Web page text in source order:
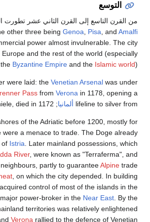
التوسع
من القرن التاسع إلى القرن الثاني عشر تطورت
other three being Genoa Pisa , and Amalfi
power almost invulnerable. The city
and the rest of the world (especially
the Byzantine Empire and the Islamic world).
were laid: the Venetian Arsenal was under
Pass from Verona in 1178, opening a
lifeline to silver from ألمانيا; the last autocratic doge, Vitale Michiele, died in 1172.
of the Adriatic before 1200, mostly for
were a menace to trade. The Doge already
of Istria . Later mainland possessions, which
River, were known as "Terraferma", and
partly to guaranteeAlpine trade
, on which the city depended. In building
control of most of the islands in the
major power-broker in the Near East . By the
territories was relatively enlightened
Verona rallied to the defence of Venetian